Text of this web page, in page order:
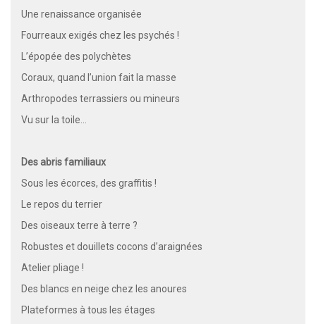
Une renaissance organisée
Fourreaux exigés chez les psychés !
L’épopée des polychètes
Coraux, quand l’union fait la masse
Arthropodes terrassiers ou mineurs
Vu sur la toile…
Des abris familiaux
Sous les écorces, des graffitis !
Le repos du terrier
Des oiseaux terre à terre ?
Robustes et douillets cocons d’araignées
Atelier pliage !
Des blancs en neige chez les anoures
Plateformes à tous les étages